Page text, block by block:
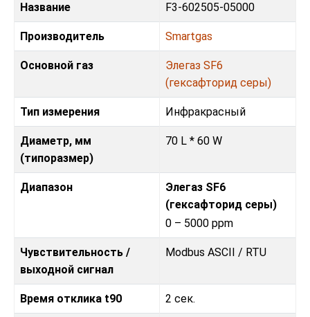
Название F3-602505-05000
Производитель Smartgas
Основной газ
Элегаз SF6
(гексафторид серы)
Тип измерения Инфракрасный
Диаметр, мм
(типоразмер)
70 L * 60 W
Диапазон
Элегаз SF6
(гексафторид серы)
0 – 5000 ppm
Чувствительность /
выходной сигнал
Modbus ASCII / RTU
Время отклика t90 2 сек.